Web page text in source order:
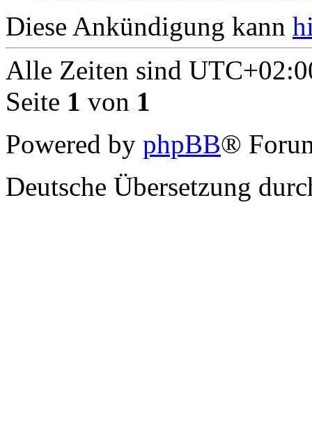
Diese Ankündigung kann
Alle Zeiten sind
Seite 1 von 1
Powered by phpBB®
Deutsche Übersetzung